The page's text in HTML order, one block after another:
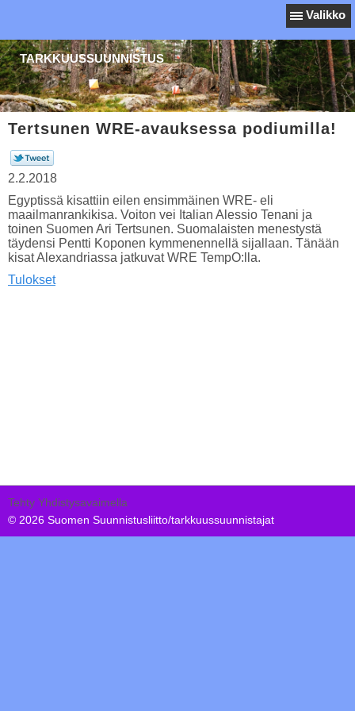
Valikko
TARKKUUSSUUNNISTUS
Tertsunen WRE-avauksessa podiumilla!
2.2.2018
Egyptissä kisattiin eilen ensimmäinen WRE- eli
maailmanrankikisa. Voiton vei Italian Alessio Tenani ja
toinen Suomen Ari Tertsunen. Suomalaisten menestystä
täydensi Pentti Koponen kymmenennellä sijallaan. Tänään
kisat Alexandriassa jatkuvat WRE TempO:lla.
Tulokset
Tehty Yhdistysavaimella
© 2026 Suomen Suunnistusliitto/tarkkuussuunnistajat